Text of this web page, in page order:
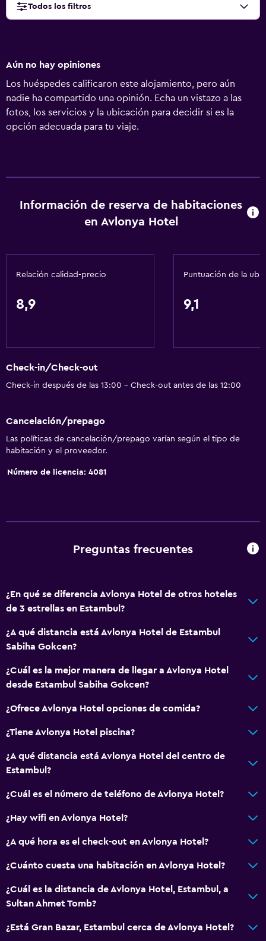
Todos los filtros
Aún no hay opiniones
Los huéspedes calificaron este alojamiento, pero aún
nadie ha compartido una opinión. Echa un vistazo a las
fotos, los servicios y la ubicación para decidir si es la
opción adecuada para tu viaje.
Información de reserva de habitaciones
en Avlonya Hotel
Relación calidad-precio
8,9
Puntuación de la
9,1
Check-in/Check-out
Check-in después de las 13:00 - Check-out antes de las 12:00
Cancelación/prepago
Las políticas de cancelación/prepago varían según el tipo de
habitación y el proveedor.
Número de licencia: 4081
Preguntas frecuentes
¿En qué se diferencia Avlonya Hotel de otros hoteles
de 3 estrellas en Estambul?
¿A qué distancia está Avlonya Hotel de Estambul
Sabiha Gokcen?
¿Cuál es la mejor manera de llegar a Avlonya Hotel
desde Estambul Sabiha Gokcen?
¿Ofrece Avlonya Hotel opciones de comida?
¿Tiene Avlonya Hotel piscina?
¿A qué distancia está Avlonya Hotel del centro de
Estambul?
¿Cuál es el número de teléfono de Avlonya Hotel?
¿Hay wifi en Avlonya Hotel?
¿A qué hora es el check-out en Avlonya Hotel?
¿Cuánto cuesta una habitación en Avlonya Hotel?
¿Cuál es la distancia de Avlonya Hotel, Estambul, a
Sultan Ahmet Tomb?
¿Está Gran Bazar, Estambul cerca de Avlonya Hotel?